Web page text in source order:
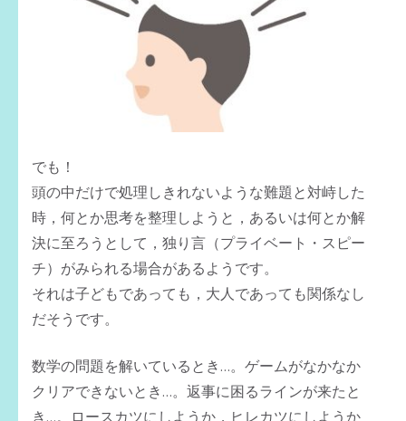
でも！
頭の中だけで処理しきれないような難題と対峙した
時，何とか思考を整理しようと，あるいは何とか解
決に至ろうとして，独り言（プライベート・スピー
チ）がみられる場合があるようです。
それは子どもであっても，大人であっても関係なし
だそうです。
数学の問題を解いているとき…。ゲームがなかなか
クリアできないとき…。返事に困るラインが来たと
き…。ロースカツにしようか，ヒレカツにしようか